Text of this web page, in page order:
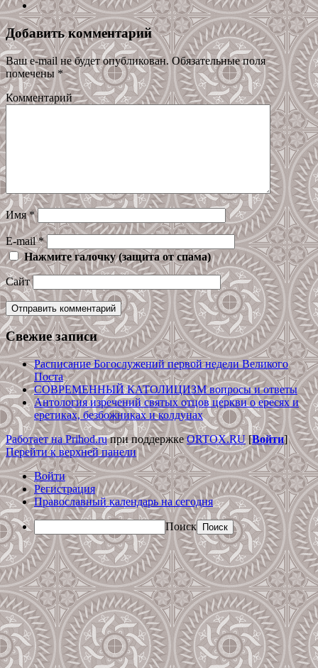
Добавить комментарий
Ваш e-mail не будет опубликован.Обязательные поля
помечены *
Комментарий
Имя*
E-mail*
Нажмите галочку (защита от спама)
Сайт
Свежие записи
Расписание Богослужений первой недели Великого
Поста
СОВРЕМЕННЫЙ КАТОЛИЦИЗМ вопросы и ответы
Антология изречений святых отцов церкви о ересях и
еретиках, безбожниках и колдунах
Работает на Prihod.ruпри поддержкеORTOX.RU[Войти]
Перейти к верхней панели
Войти
Регистрация
Православный календарь на сегодня
Поиск